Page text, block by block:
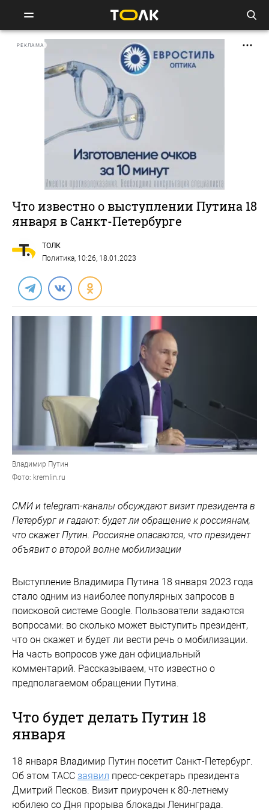
РЕКЛАМА
Что известно о выступлении Путина 18
января в Санкт-Петербурге
ТОЛК
Политика, 10:26, 18.01.2023
Владимир Путин
Фото: kremlin.ru
СМИ и telegram-каналы обсуждают визит президента в
Петербург и гадают: будет ли обращение к россиянам,
что скажет Путин. Россияне опасаются, что президент
объявит о второй волне мобилизации
Выступление Владимира Путина 18 января 2023 года
стало одним из наиболее популярных запросов в
поисковой системе Google. Пользователи задаются
вопросами: во сколько может выступить президент,
что он скажет и будет ли вести речь о мобилизации.
На часть вопросов уже дан официальный
комментарий. Рассказываем, что известно о
предполагаемом обращении Путина.
Что будет делать Путин 18
января
18 января Владимир Путин посетит Санкт-Петербург.
Об этом ТАСС заявил пресс-секретарь президента
Дмитрий Песков. Визит приурочен к 80-летнему
юбилею со Дня прорыва блокады Ленинграда.